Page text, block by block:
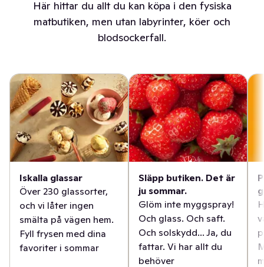
Här hittar du allt du kan köpa i den fysiska
matbutiken, men utan labyrinter, köer och
blodsockerfall.
Iskalla glassar
Över 230 glassorter,
och vi låter ingen
smälta på vägen hem.
Fyll frysen med dina
favoriter i sommar
Släpp butiken. Det är
ju sommar.
Glöm inte myggspray!
Och glass. Och saft.
Och solskydd... Ja, du
fattar. Vi har allt du
behöver